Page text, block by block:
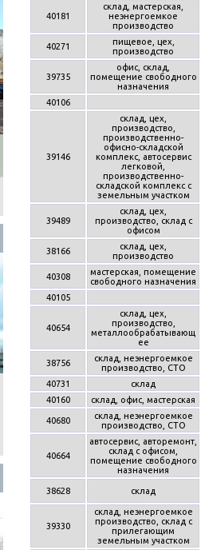
40181
склад, мастерская,
неэнергоемкое
производство
40271
пищевое, цех,
производство
39735
офис, склад,
помещение свободного
назначения
40106
39146
склад, цех,
производство,
производственно-
офисно-складской
комплекс, автосервис
легковой,
производственно-
складской комплекс с
земельным участком
39489
склад, цех,
производство, склад с
офисом
38166
склад, цех,
производство
40308
мастерская, помещение
свободного назначения
40105
40654
склад, цех,
производство,
металлообрабатывающ
ее
38756
склад, неэнергоемкое
производство, СТО
40731
склад
40160
склад, офис, мастерская
40680
склад, неэнергоемкое
производство, СТО
40664
автосервис, авторемонт,
склад с офисом,
помещение свободного
назначения
38628 склад
39330
склад, неэнергоемкое
производство, склад с
прилегающим
земельным участком